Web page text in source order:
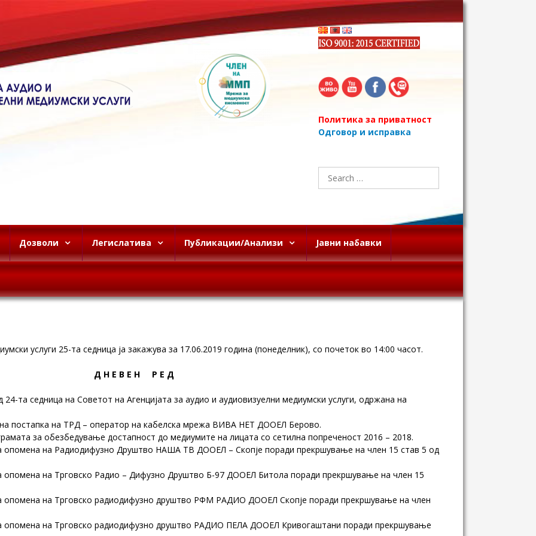
Политика за приватност
Одговор и исправка
Search
for:
Дозволи Легислатива Публикации/Анализи Јавни набавки
услуги 25-та седница ја закажува за 17.06.2019 година (понеделник), со почеток во 14:00 часот.
Д Н Е В Е Н Р Е Д
та седница на Советот на Агенцијата за аудио и аудиовизуелни медиумски услуги, одржана на
постапка на ТРД – оператор на кабелска мрежа ВИВА НЕТ ДООЕЛ Берово.
за обезбедување достапност до медиумите на лицата со сетилна попреченост 2016 – 2018.
опомена на Радиодифузно Друштво НАША ТВ ДООЕЛ – Скопје поради прекршување на член 15 став 5 од
опомена на Трговско Радио – Дифузно Друштво Б-97 ДООЕЛ Битола поради прекршување на член 15
опомена на Трговско радиодифузно друштво РФМ РАДИО ДООЕЛ Скопје поради прекршување на член
опомена на Трговско радиодифузно друштво РАДИО ПЕЛА ДООЕЛ Кривогаштани поради прекршување